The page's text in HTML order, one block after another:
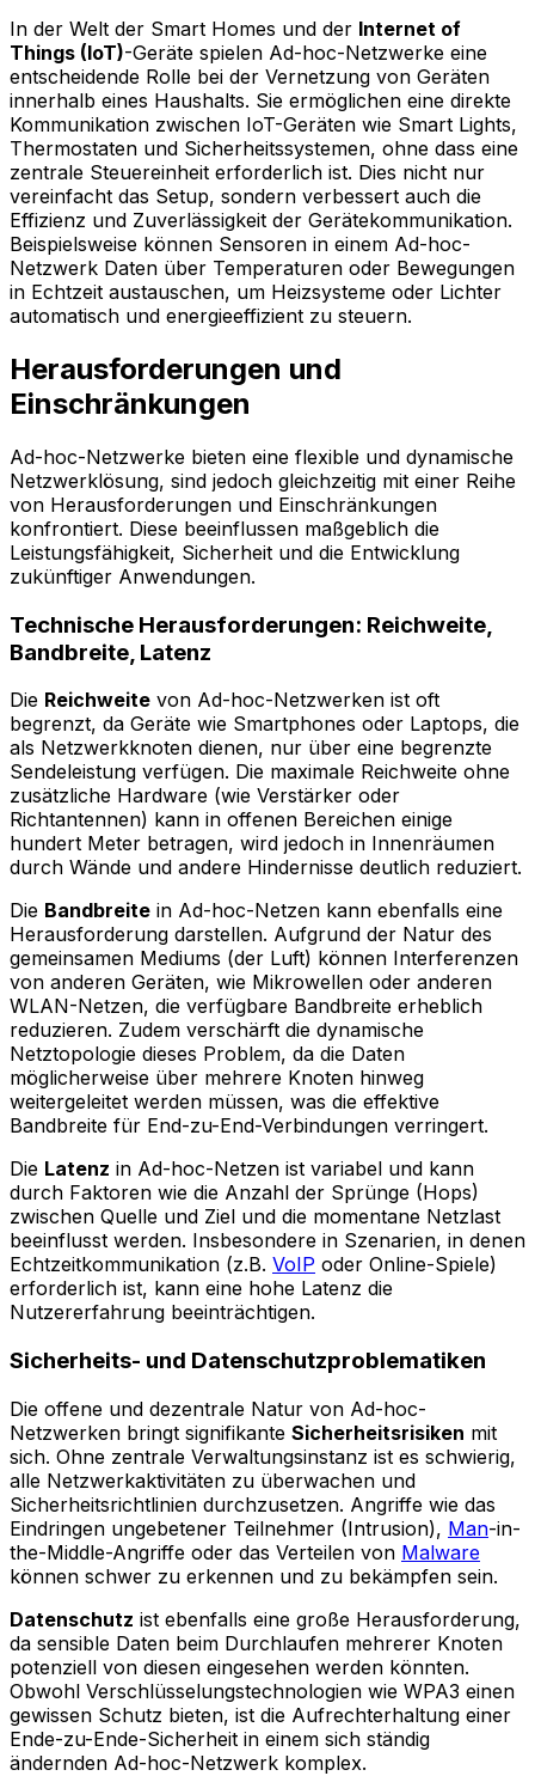
In der Welt der Smart Homes und der Internet of
Things (IoT)-Geräte spielen Ad-hoc-Netzwerke eine
entscheidende Rolle bei der Vernetzung von Geräten
innerhalb eines Haushalts. Sie ermöglichen eine direkte
Kommunikation zwischen IoT-Geräten wie Smart Lights,
Thermostaten und Sicherheitssystemen, ohne dass eine
zentrale Steuereinheit erforderlich ist. Dies nicht nur
vereinfacht das Setup, sondern verbessert auch die
Effizienz und Zuverlässigkeit der Gerätekommunikation.
Beispielsweise können Sensoren in einem Ad-hoc-
Netzwerk Daten über Temperaturen oder Bewegungen
in Echtzeit austauschen, um Heizsysteme oder Lichter
automatisch und energieeffizient zu steuern.
Herausforderungen und
Einschränkungen
Ad-hoc-Netzwerke bieten eine flexible und dynamische
Netzwerklösung, sind jedoch gleichzeitig mit einer Reihe
von Herausforderungen und Einschränkungen
konfrontiert. Diese beeinflussen maßgeblich die
Leistungsfähigkeit, Sicherheit und die Entwicklung
zukünftiger Anwendungen.
Technische Herausforderungen: Reichweite,
Bandbreite, Latenz
Die Reichweite von Ad-hoc-Netzwerken ist oft
begrenzt, da Geräte wie Smartphones oder Laptops, die
als Netzwerkknoten dienen, nur über eine begrenzte
Sendeleistung verfügen. Die maximale Reichweite ohne
zusätzliche Hardware (wie Verstärker oder
Richtantennen) kann in offenen Bereichen einige
hundert Meter betragen, wird jedoch in Innenräumen
durch Wände und andere Hindernisse deutlich reduziert.
Die Bandbreite in Ad-hoc-Netzen kann ebenfalls eine
Herausforderung darstellen. Aufgrund der Natur des
gemeinsamen Mediums (der Luft) können Interferenzen
von anderen Geräten, wie Mikrowellen oder anderen
WLAN-Netzen, die verfügbare Bandbreite erheblich
reduzieren. Zudem verschärft die dynamische
Netztopologie dieses Problem, da die Daten
möglicherweise über mehrere Knoten hinweg
weitergeleitet werden müssen, was die effektive
Bandbreite für End-zu-End-Verbindungen verringert.
Die Latenz in Ad-hoc-Netzen ist variabel und kann
durch Faktoren wie die Anzahl der Sprünge (Hops)
zwischen Quelle und Ziel und die momentane Netzlast
beeinflusst werden. Insbesondere in Szenarien, in denen
Echtzeitkommunikation (z.B. VoIP oder Online-Spiele)
erforderlich ist, kann eine hohe Latenz die
Nutzererfahrung beeinträchtigen.
Sicherheits- und Datenschutzproblematiken
Die offene und dezentrale Natur von Ad-hoc-
Netzwerken bringt signifikante Sicherheitsrisiken mit
sich. Ohne zentrale Verwaltungsinstanz ist es schwierig,
alle Netzwerkaktivitäten zu überwachen und
Sicherheitsrichtlinien durchzusetzen. Angriffe wie das
Eindringen ungebetener Teilnehmer (Intrusion), Man-in-
the-Middle-Angriffe oder das Verteilen von Malware
können schwer zu erkennen und zu bekämpfen sein.
Datenschutz ist ebenfalls eine große Herausforderung,
da sensible Daten beim Durchlaufen mehrerer Knoten
potenziell von diesen eingesehen werden könnten.
Obwohl Verschlüsselungstechnologien wie WPA3 einen
gewissen Schutz bieten, ist die Aufrechterhaltung einer
Ende-zu-Ende-Sicherheit in einem sich ständig
ändernden Ad-hoc-Netzwerk komplex.